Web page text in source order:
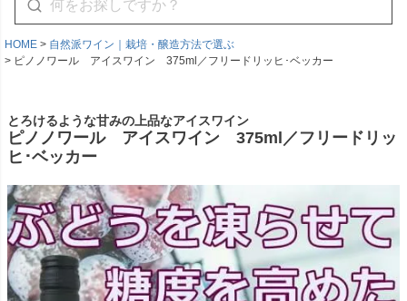
HOME
自然派ワイン｜栽培・醸造方法で選ぶ
ピノノワール アイスワイン 375ml／フリードリッヒ･ベッカー
とろけるような甘みの上品なアイスワイン
ピノノワール アイスワイン 375ml／フリードリッ
ヒ･ベッカー